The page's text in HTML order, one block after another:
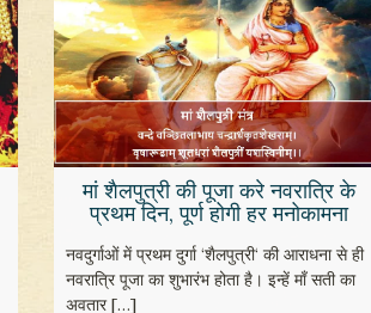
मां शैलपुत्री की पूजा करे नवरात्रि के
प्रथम दिन, पूर्ण होगी हर मनोकामना
नवदुर्गाओं में प्रथम दुर्गा ‘शैलपुत्री‘ की आराधना से ही
नवरात्रि पूजा का शुभारंभ होता है। इन्हें माँ सती का
अवतार[…]